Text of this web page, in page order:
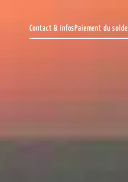
Contact & infosPaiement du solde